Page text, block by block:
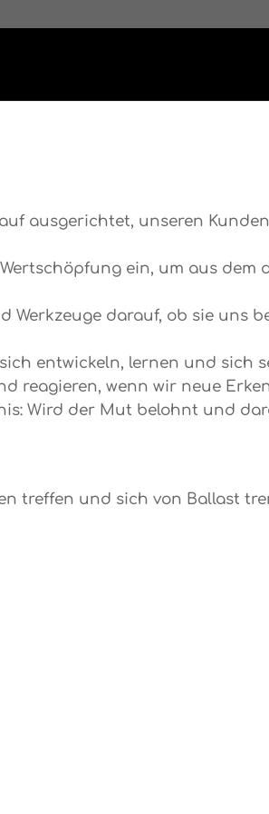
ausgerichtet, unseren
ein, um aus dem
Werkzeuge darauf, ob sie uns
entwickeln, lernen und sich
reagieren, wenn wir neue
Wird der Mut belohnt und
treffen und sich von Ballast